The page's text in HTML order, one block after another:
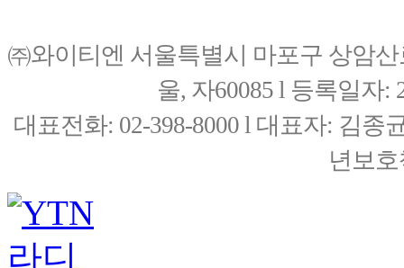
㈜와이티엔 서울특별시 마포구 상암
울, 자60085 l 등록일자:
대표전화: 02-398-8000 l 대표자: 김종
년보